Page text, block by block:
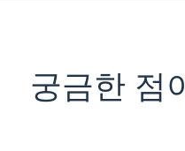
궁금한 점